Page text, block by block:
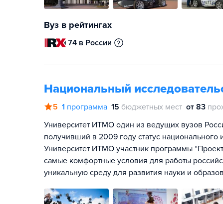
Вуз в рейтингах
74 в России
Национальный
5 1 программа 15 бюджетных мест от 83
Университет ИТМО один из ведущих вузов
получивший в 2009 году статус национального
Университет ИТМО участник программы
самые комфортные условия для работы
уникальную среду для развития науки и